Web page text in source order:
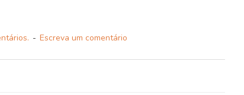
- Escreva um comentário